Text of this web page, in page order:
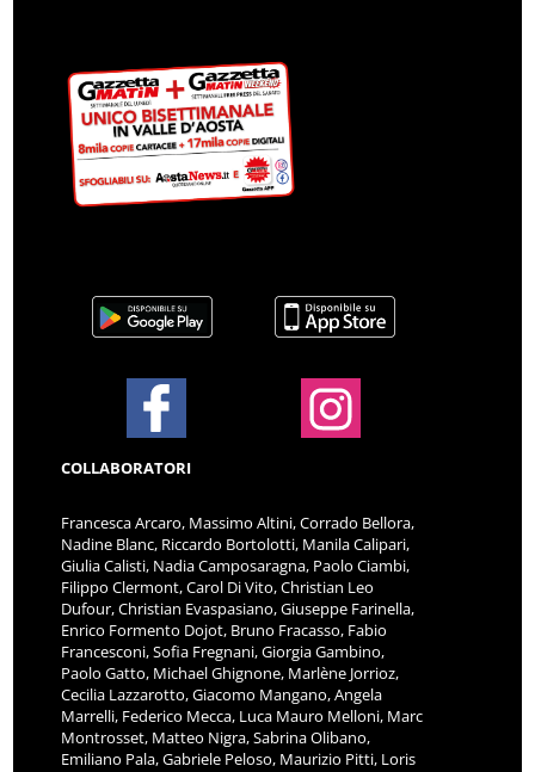
COLLABORATORI
Francesca Arcaro, Massimo Altini, Corrado Bellora,
Nadine Blanc, Riccardo Bortolotti, Manila Calipari,
Giulia Calisti, Nadia Camposaragna, Paolo Ciambi,
Filippo Clermont, Carol Di Vito, Christian Leo
Dufour, Christian Evaspasiano, Giuseppe Farinella,
Enrico Formento Dojot, Bruno Fracasso, Fabio
Francesconi, Sofia Fregnani, Giorgia Gambino,
Paolo Gatto, Michael Ghignone, Marlène Jorrioz,
Cecilia Lazzarotto, Giacomo Mangano, Angela
Marrelli, Federico Mecca, Luca Mauro Melloni, Marc
Montrosset, Matteo Nigra, Sabrina Olibano,
Emiliano Pala, Gabriele Peloso, Maurizio Pitti, Loris